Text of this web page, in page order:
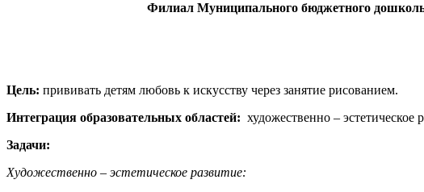
Филиал Муниципального бюджетного
Цель: прививать детям любовь к искусству через занятие рисованием.
Интеграция образовательных областей: художественно – эстетическое
Задачи:
Художественно – эстетическое развитие: